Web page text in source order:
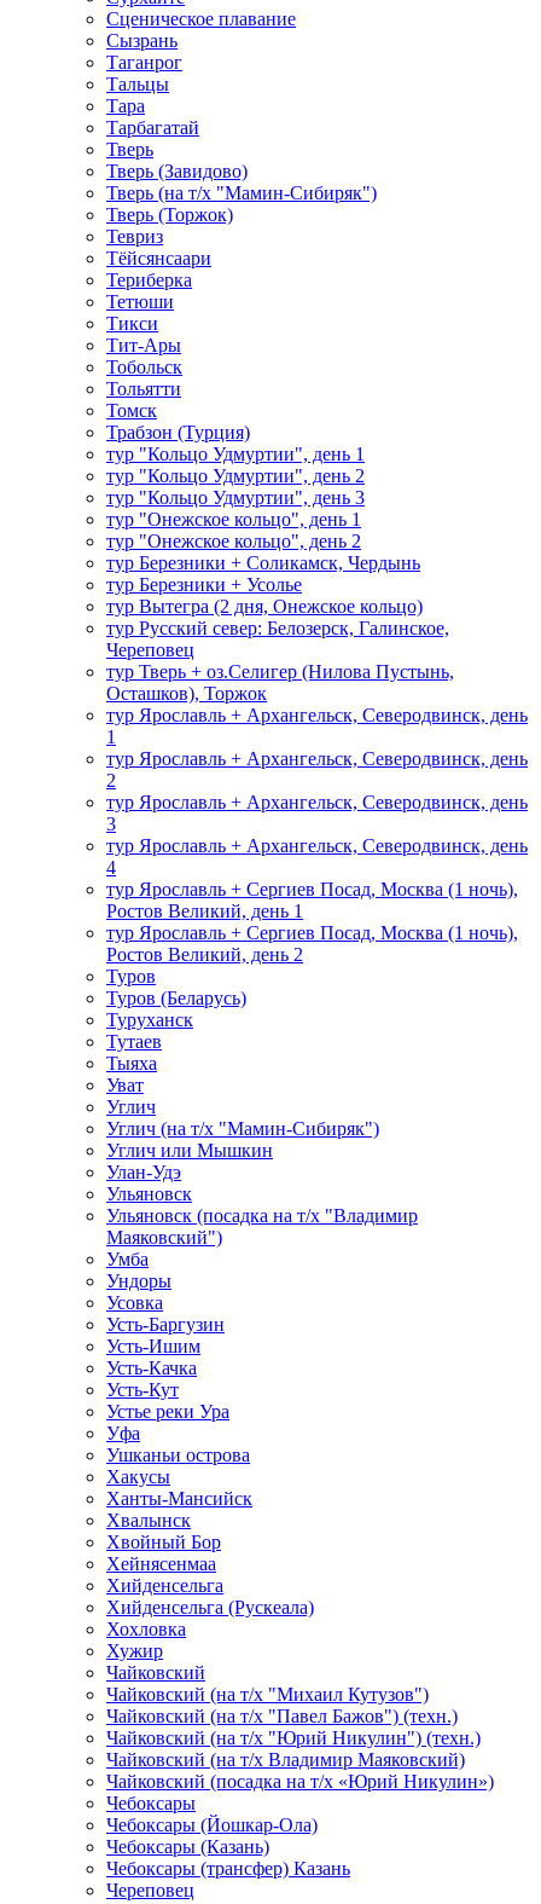
Сценическое плавание
Сызрань
Таганрог
Тальцы
Тара
Тарбагатай
Тверь
Тверь (Завидово)
Тверь (на т/х "Мамин-Сибиряк")
Тверь (Торжок)
Тевриз
Тёйсянсаари
Териберка
Тетюши
Тикси
Тит-Ары
Тобольск
Тольятти
Томск
Трабзон (Турция)
тур "Кольцо Удмуртии", день 1
тур "Кольцо Удмуртии", день 2
тур "Кольцо Удмуртии", день 3
тур "Онежское кольцо", день 1
тур "Онежское кольцо", день 2
тур Березники + Соликамск, Чердынь
тур Березники + Усолье
тур Вытегра (2 дня, Онежское кольцо)
тур Русский север: Белозерск, Галинское,
Череповец
тур Тверь + оз.Селигер (Нилова Пустынь,
Осташков), Торжок
тур Ярославль + Архангельск, Северодвинск, день
1
тур Ярославль + Архангельск, Северодвинск, день
2
тур Ярославль + Архангельск, Северодвинск, день
3
тур Ярославль + Архангельск, Северодвинск, день
4
тур Ярославль + Сергиев Посад, Москва (1 ночь),
Ростов Великий, день 1
тур Ярославль + Сергиев Посад, Москва (1 ночь),
Ростов Великий, день 2
Туров
Туров (Беларусь)
Туруханск
Тутаев
Тыяха
Уват
Углич
Углич (на т/х "Мамин-Сибиряк")
Углич или Мышкин
Улан-Удэ
Ульяновск
Ульяновск (посадка на т/х "Владимир
Маяковский")
Умба
Ундоры
Усовка
Усть-Баргузин
Усть-Ишим
Усть-Качка
Усть-Кут
Устье реки Ура
Уфа
Ушканьи острова
Хакусы
Ханты-Мансийск
Хвалынск
Хвойный Бор
Хейнясенмаа
Хийденсельга
Хийденсельга (Рускеала)
Хохловка
Хужир
Чайковский
Чайковский (на т/х "Михаил Кутузов")
Чайковский (на т/х "Павел Бажов") (техн.)
Чайковский (на т/х "Юрий Никулин") (техн.)
Чайковский (на т/х Владимир Маяковский)
Чайковский (посадка на т/х «Юрий Никулин»)
Чебоксары
Чебоксары (Йошкар-Ола)
Чебоксары (Казань)
Чебоксары (трансфер) Казань
Череповец